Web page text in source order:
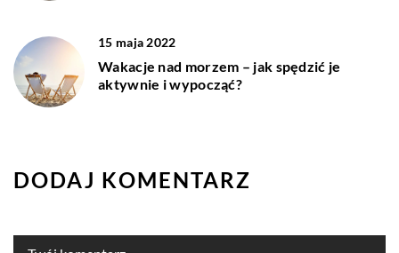
15 maja 2022
Wakacje nad morzem – jak spędzić je
aktywnie i wypocząć?
DODAJ KOMENTARZ